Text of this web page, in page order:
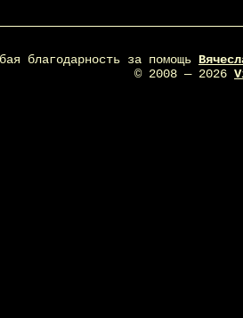
благодарность за помощь
© 2008 — 2026